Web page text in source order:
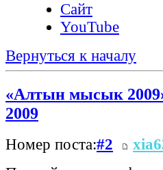
Сайт
YouTube
Вернуться к началу
«Алтын мысык
2009
Номер поста:#2